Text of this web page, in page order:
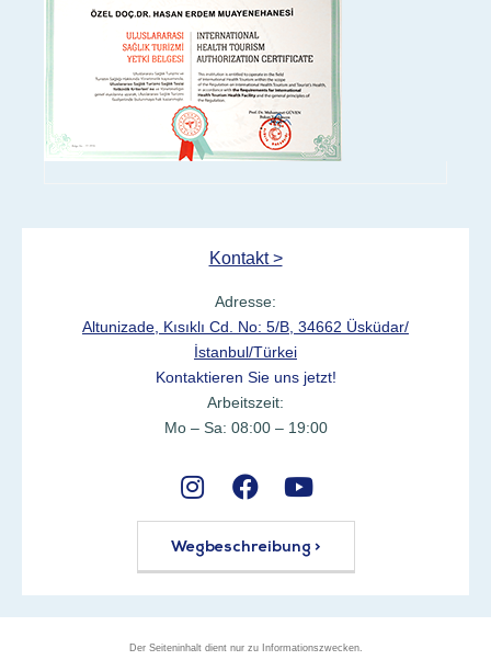
Kontakt >
Adresse:
Altunizade, Kısıklı Cd. No: 5/B, 34662 Üsküdar/
İstanbul/Türkei
Kontaktieren Sie uns jetzt!
Arbeitszeit:
Mo – Sa: 08:00 – 19:00
Wegbeschreibung >
Der Seiteninhalt dient nur zu Informationszwecken.